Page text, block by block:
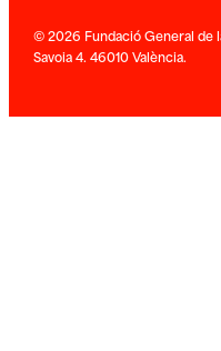
© 2026 Fundació General de
Savoia 4. 46010 València.